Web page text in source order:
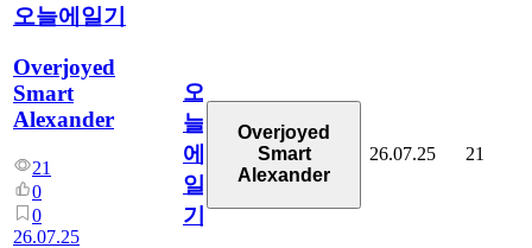
오늘에일기
Overjoyed
Smart
Alexander
21
0
0
26.07.25
오
늘
에
일
기
Overjoyed
Smart
Alexander
26.07.25 21